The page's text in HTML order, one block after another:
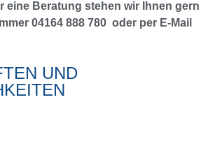
eine Beratung stehen wir Ihnen gern
04164 888 780 oder per E-Mail
UND